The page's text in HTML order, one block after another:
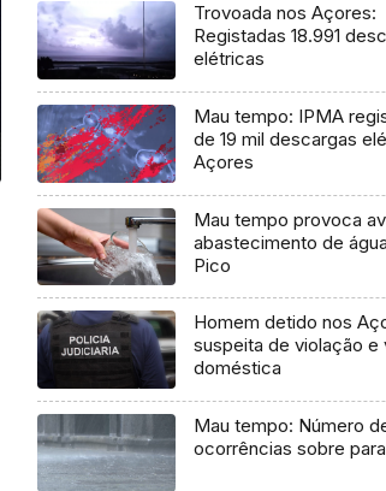
Trovoada nos Açores:
Registadas 18.991
elétricas
Mau tempo: IPMA
de 19 mil descargas
Açores
Mau tempo provoca
abastecimento de
Pico
Homem detido nos
suspeita de violação e
doméstica
Mau tempo: Número
ocorrências sobre